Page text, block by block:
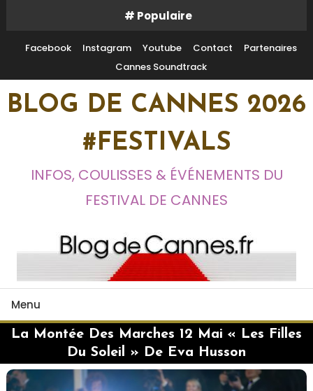
Content
# Populaire
Facebook Instagram Youtube Contact
Partenaires
Cannes Soundtrack
BLOG DE CANNES 2026
#FESTIVALS
INFOS, COULISSES & ÉVÉNEMENTS DU
FESTIVAL DE CANNES
Menu
La Montée Des Marches 12 Mai « Les Filles
Du Soleil » De Eva Husson